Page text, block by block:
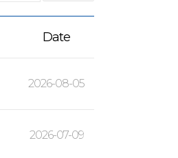
Date
2026-08-05
2026-07-09